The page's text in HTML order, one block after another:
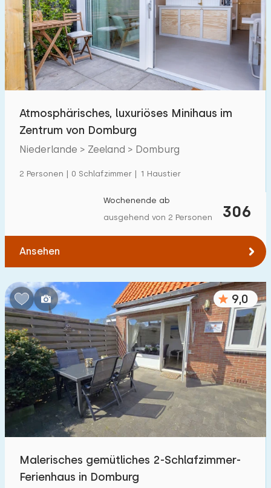
Badezimmer:
2 3 4 5
Entfernungen
Von Domburg(max. km)
Zum Meer(max. km):
10 20
1 2
Zum Wasser(max. km)
1 2 10 20
Zu öffentlichen Verkehrsmitteln (max. km):
0,2 0,5 1 2 5
Unterkunft
Im Ferienpark
Atmosphärisches, luxuriöses Minihaus im
Zentrum von Domburg
Niederlande > Zeeland > Domburg
2 Personen | 0 Schlafzimmer | 1 Haustier
306
Wochenende ab
ausgehend von 2 Personen
Ansehen
9,0
Malerisches gemütliches 2-Schlafzimmer-
Ferienhaus in Domburg